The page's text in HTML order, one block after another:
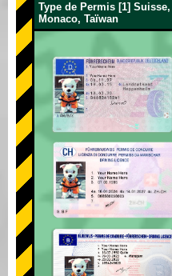
Type de Permis [1]
Monaco, Taïwan